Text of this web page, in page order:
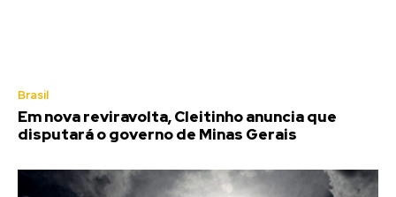
Brasil
Em nova reviravolta, Cleitinho anuncia que
disputará o governo de Minas Gerais